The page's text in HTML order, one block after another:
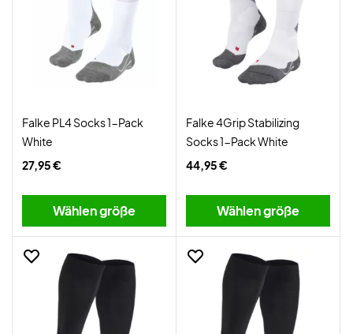
Falke PL4 Socks 1-Pack
White
27,95 €
Wählen größe
Falke 4Grip Stabilizing
Socks 1-Pack White
44,95 €
Wählen größe